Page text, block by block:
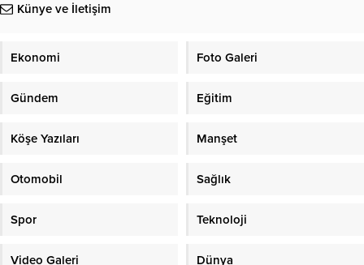
Künye ve İletişim
Ekonomi Foto Galeri
Gündem Eğitim
Köşe Yazıları Manşet
Otomobil Sağlık
Spor Teknoloji
Video Galeri Dünya